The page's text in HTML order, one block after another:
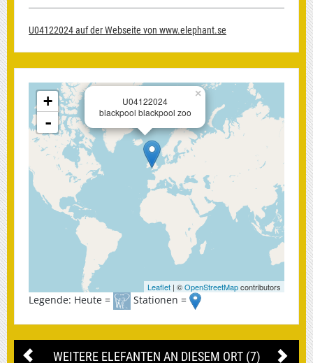
U04122024 auf der Webseite von www.elephant.se
×
U04122024
blackpool blackpool zoo
+
-
Leaflet | ©OpenStreetMapcontributors
Legende: Heute = Stationen =
WEITERE ELEFANTEN AN DIESEM ORT (7)